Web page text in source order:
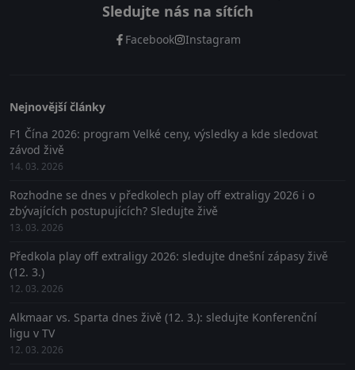
Sledujte nás na sítích
Facebook Instagram
Nejnovější články
F1 Čína 2026: program Velké ceny, výsledky a kde sledovat
závod živě
14. 03. 2026
Rozhodne se dnes v předkolech play off extraligy 2026 i o
zbývajících postupujících? Sledujte živě
13. 03. 2026
Předkola play off extraligy 2026: sledujte dnešní zápasy živě
(12. 3.)
12. 03. 2026
Alkmaar vs. Sparta dnes živě (12. 3.): sledujte Konferenční
ligu v TV
12. 03. 2026